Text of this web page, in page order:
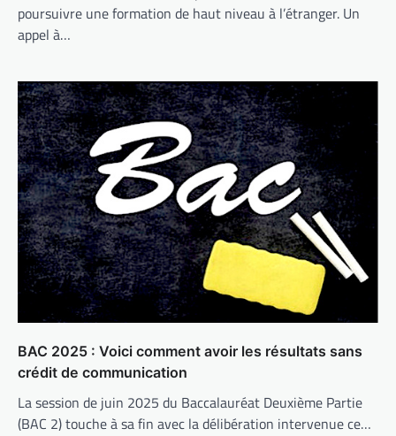
poursuivre une formation de haut niveau à l’étranger. Un
appel à…
BAC 2025 : Voici comment avoir les résultats sans
crédit de communication
La session de juin 2025 du Baccalauréat Deuxième Partie
(BAC 2) touche à sa fin avec la délibération intervenue ce…